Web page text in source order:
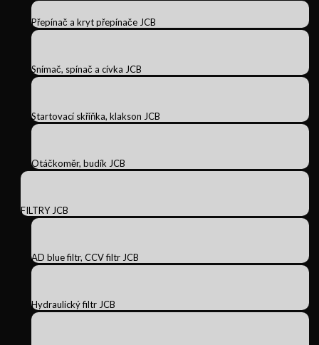
Přepínač a kryt přepínače JCB
Snímač, spínač a cívka JCB
Startovací skříňka, klakson JCB
Otáčkoměr, budík JCB
FILTRY JCB
AD blue filtr, CCV filtr JCB
Hydraulický filtr JCB